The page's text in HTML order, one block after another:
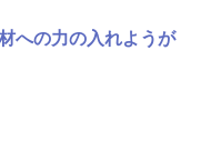
への力の入れようが